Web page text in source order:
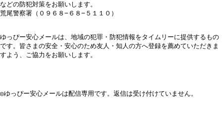
などの防犯対策をお願いします。
荒尾警察署（０９６８−６８−５１１０）
ゆっぴー安心メールは、地域の犯罪・防犯情報をタイムリーに提供するもの
です。皆さまの安全・安心のため友人・知人の方へ登録を薦めていただきま
すよう、ご協力をお願いします。
◎ゆっぴー安心メールは配信専用です。返信は受け付けていません。